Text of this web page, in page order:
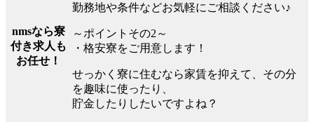
nmsなら寮
付き求人も
お任せ！
勤務地や条件などお気軽にご相談ください♪
～ポイントその2～
・格安寮をご用意します！
せっかく寮に住むなら家賃を抑えて、その分
を趣味に使ったり、
貯金したりしたいですよね？